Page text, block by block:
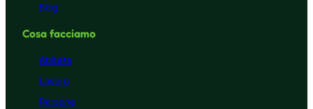
Blog
Cosa facciamo
Abitare
Lavoro
Persone